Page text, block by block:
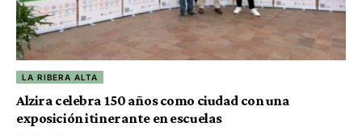
LA RIBERA ALTA
Alzira celebra 150 años como ciudad con una
exposición itinerante en escuelas